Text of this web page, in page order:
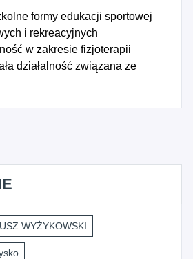
formy edukacji sportowej
i rekreacyjnych
w zakresie fizjoterapii
działalność związana ze
WYŻYKOWSKI